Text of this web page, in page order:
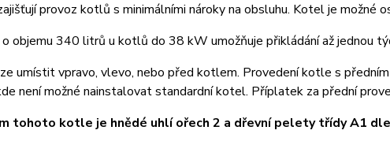
provoz kotlů s minimálními nároky na obsluhu. Kotel je možné
objemu 340 litrů u kotlů do 38 kW umožňuje přikládání až jednou
umístit vpravo, vlevo, nebo před kotlem. Provedení kotle s
není možné nainstalovat standardní kotel. Příplatek za přední
tohoto kotle je hnědé uhlí ořech 2 a dřevní pelety třídy A1 dle